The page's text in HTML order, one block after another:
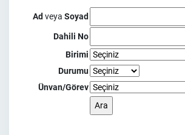
Ad veya Soyad
Dahili No
Birimi
Durumu
Ünvan/Görev